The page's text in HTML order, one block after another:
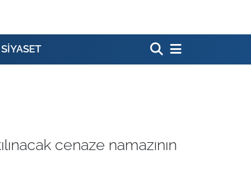
SİYASET
cenaze namazının